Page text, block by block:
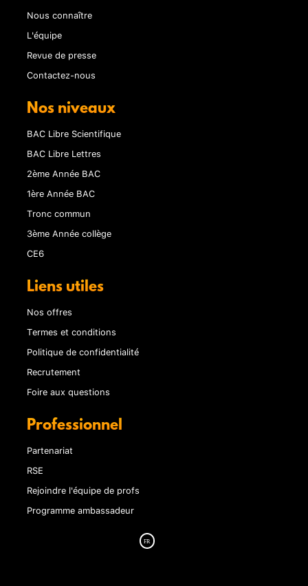
Nous connaître
L'équipe
Revue de presse
Contactez-nous
Nos niveaux
BAC Libre Scientifique
BAC Libre Lettres
2ème Année BAC
1ère Année BAC
Tronc commun
3ème Année collège
CE6
Liens utiles
Nos offres
Termes et conditions
Politique de confidentialité
Recrutement
Foire aux questions
Professionnel
Partenariat
RSE
Rejoindre l'équipe de profs
Programme ambassadeur